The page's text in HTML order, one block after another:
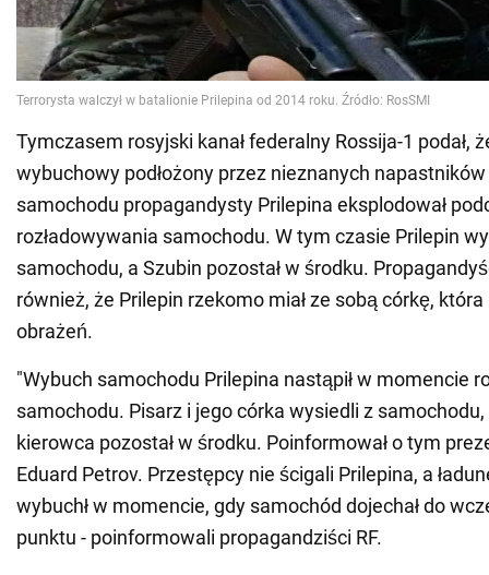
Tymczasem rosyjski kanał federalny Rossija-1 podał,
wybuchowy podłożony przez nieznanych
samochodu propagandysty Prilepina eksplodował
rozładowywania samochodu. W tym czasie Prilepin
samochodu, a Szubin pozostał w środku.
również, że Prilepin rzekomo miał ze sobą córkę, która
obrażeń.
"Wybuch samochodu Prilepina nastąpił w momencie
samochodu. Pisarz i jego córka wysiedli z
kierowca pozostał w środku. Poinformował o tym
Eduard Petrov. Przestępcy nie ścigali Prilepina, a
wybuchł w momencie, gdy samochód dojechał do
punktu - poinformowali propagandziści RF.